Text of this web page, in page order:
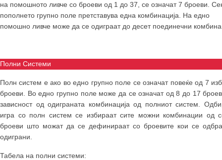
на помошното ливче со броеви од 1 до 37, се означат 7 броеви.
пополнето групно поле претставува една комбинација. На едно
помошно ливче може да се одиграат до десет поединечни
Полни Системи
Полн систем е ако во едно групно поле се означат повеќе од 7
броеви. Во едно групно поле може да се означат од 8 до 17
зависност од одиграната комбинација од полниот систем.
игра со полн систем се избираат сите можни комбинации од
броеви што можат да се дефинираат со броевите кои се
одиграни.
Табела на полни системи: